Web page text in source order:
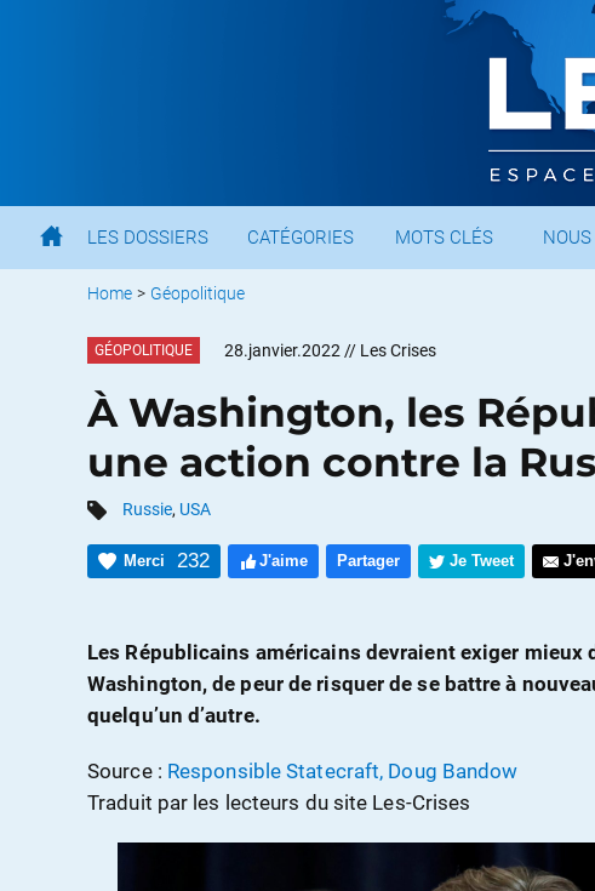
LES DOSSIERS CATÉGORIES MOTS CLÉS
Home > Géopolitique
GÉOPOLITIQUE 28.janvier.2022 // Les Crises
À Washington, les
une action contre la
Russie, USA
Merci 232 J'aime Partager Je Tweet
Les Républicains américains devraient exiger mieux
Washington, de peur de risquer de se battre à
quelqu’un d’autre.
Source : Responsible Statecraft, Doug Bandow
Traduit par les lecteurs du site Les-Crises